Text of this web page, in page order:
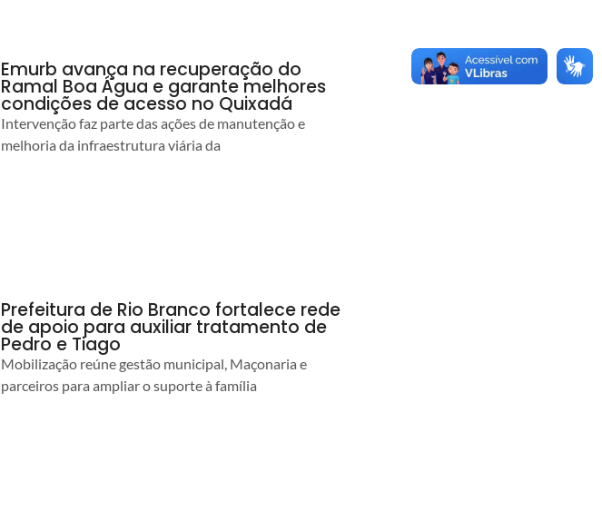
Emurb avança na recuperação do
Ramal Boa Água e garante melhores
condições de acesso no Quixadá
Intervenção faz parte das ações de manutenção e
melhoria da infraestrutura viária da
Prefeitura de Rio Branco fortalece rede
de apoio para auxiliar tratamento de
Pedro e Tiago
Mobilização reúne gestão municipal, Maçonaria e
parceiros para ampliar o suporte à família